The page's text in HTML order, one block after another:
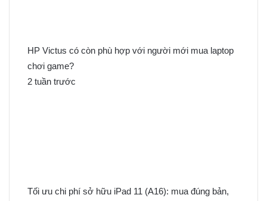
HP Victus có còn phù hợp với người mới mua laptop
chơi game?
2 tuần trước
Tối ưu chi phí sở hữu iPad 11 (A16): mua đúng bản,